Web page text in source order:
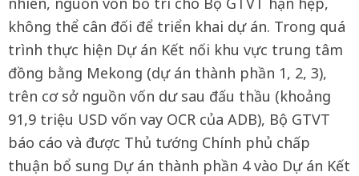
không thể cân đối để triển khai dự án. Trong quá
trình thực hiện Dự án Kết nối khu vực trung tâm
đồng bằng Mekong (dự án thành phần 1, 2, 3),
trên cơ sở nguồn vốn dư sau đấu thầu (khoảng
91,9 triệu USD vốn vay OCR của ADB), Bộ GTVT
báo cáo và được Thủ tướng Chính phủ chấp
thuận bổ sung Dự án thành phần 4 vào Dự án Kết